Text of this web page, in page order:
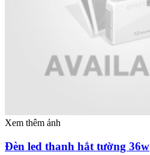
Xem thêm ảnh
Đèn led thanh hắt tường 36w